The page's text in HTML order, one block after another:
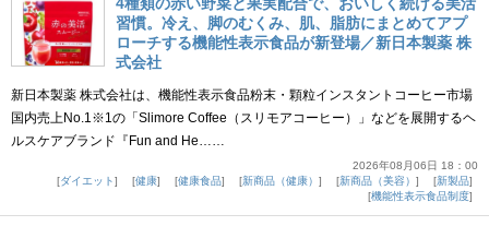
4種類の赤い野菜と果実配合で、おいしく続ける美活
習慣。冷え、脚のむくみ、肌、脂肪にまとめてアプ
ローチする機能性表示食品が新登場／新日本製薬 株
式会社
新日本製薬 株式会社は、機能性表示食品粉末・顆粒インスタントコーヒー市場
国内売上No.1※1の「Slimore Coffee（スリモアコーヒー）」などを展開するヘ
ルスケアブランド『Fun and He……
2026年08月06日 18：00
ダイエット
健康 健康食品 新商品（健康） 新商品（美容）
新製品
機能性表示食品制度